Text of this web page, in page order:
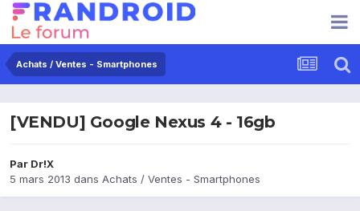
Achats / Ventes - Smartphones
[VENDU] Google Nexus 4 - 16gb
Par Dr!X
5 mars 2013 dans Achats / Ventes - Smartphones